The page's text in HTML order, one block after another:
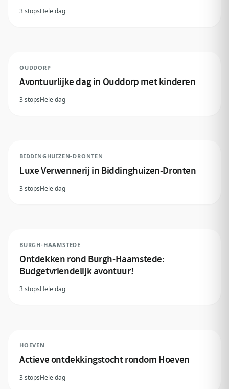
3 stopsHele dag
OUDDORP
Avontuurlijke dag in Ouddorp met kinderen
3 stopsHele dag
BIDDINGHUIZEN-DRONTEN
Luxe Verwennerij in Biddinghuizen-Dronten
3 stopsHele dag
BURGH-HAAMSTEDE
Ontdekken rond Burgh-Haamstede:
Budgetvriendelijk avontuur!
3 stopsHele dag
HOEVEN
Actieve ontdekkingstocht rondom Hoeven
3 stopsHele dag